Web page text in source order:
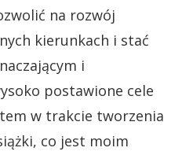
na rozwój
kierunkach i stać
i
postawione cele
w trakcie tworzenia
co jest moim